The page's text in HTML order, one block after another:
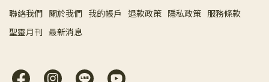
聯絡我們 關於我們 我的帳戶 退款政策 隱私政策 服務條款
聖靈月刊 最新消息